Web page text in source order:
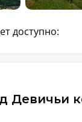
доступно:
Девичьи